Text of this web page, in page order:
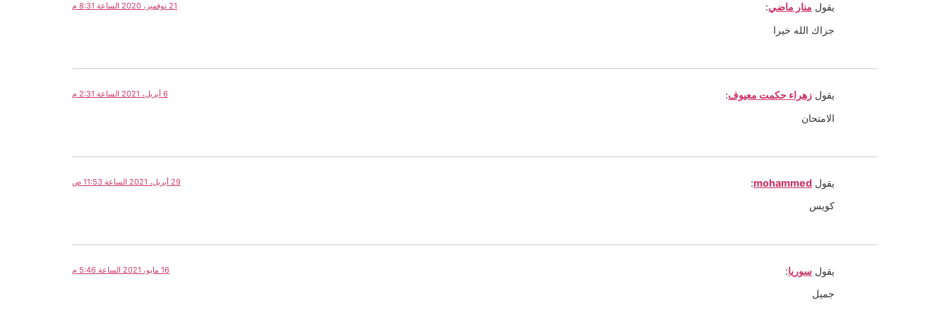
يقول منار ماضي: 21 نوفمبر، 2020 الساعة 8:31 م
جزاك الله خيرا
يقول زهراء حكمت معيوف: 6 أبريل، 2021 الساعة 2:31 م
الامتحان
يقول mohammed
: 29 أبريل، 2021 الساعة 11:53 ص
كويس
يقول سوريا: 16 مايو، 2021 الساعة 5:46 م
جميل